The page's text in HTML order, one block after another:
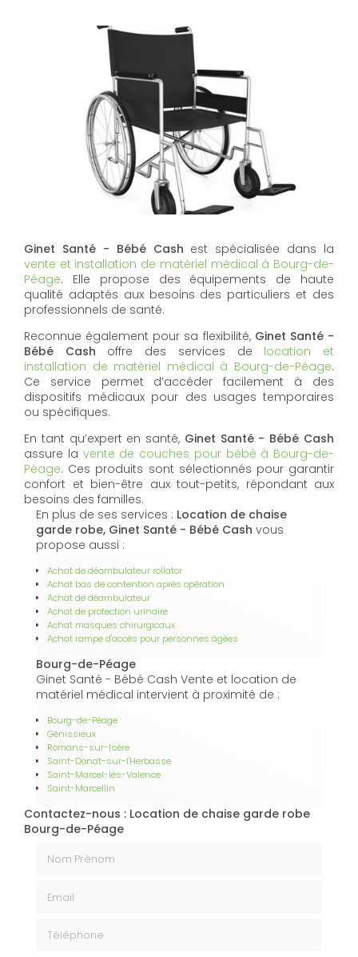
Ginet Santé - Bébé Cash est spécialisée dans la
vente et installation de matériel médical à Bourg-de-
Péage. Elle propose des équipements de haute
qualité adaptés aux besoins des particuliers et des
professionnels de santé.
Reconnue également pour sa flexibilité, Ginet Santé -
Bébé Cash offre des services de location et
installation de matériel médical à Bourg-de-Péage.
Ce service permet d’accéder facilement à des
dispositifs médicaux pour des usages temporaires
ou spécifiques.
En tant qu’expert en santé, Ginet Santé - Bébé Cash
assure la vente de couches pour bébé à Bourg-de-
Péage. Ces produits sont sélectionnés pour garantir
confort et bien-être aux tout-petits, répondant aux
besoins des familles.
En plus de ses services : Location de chaise
garde robe, Ginet Santé - Bébé Cash vous
propose aussi :
Achat de déambulateur rollator
Achat bas de contention après opération
Achat de déambulateur
Achat de protection urinaire
Achat masques chirurgicaux
Achat rampe d'accès pour personnes âgées
Bourg-de-Péage
Ginet Santé - Bébé Cash Vente et location de
matériel médical intervient à proximité de :
Bourg-de-Péage
Génissieux
Romans-sur-Isère
Saint-Donat-sur-l'Herbasse
Saint-Marcel-lès-Valence
Saint-Marcellin
Contactez-nous : Location de chaise garde robe
Bourg-de-Péage